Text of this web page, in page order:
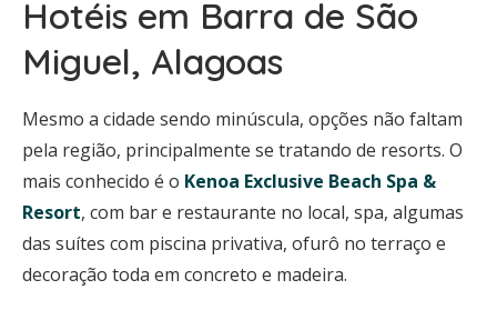
Hotéis em Barra de São
Miguel, Alagoas
Mesmo a cidade sendo minúscula, opções não faltam
pela região, principalmente se tratando de resorts. O
mais conhecido é o Kenoa Exclusive Beach Spa &
Resort, com bar e restaurante no local, spa, algumas
das suítes com piscina privativa, ofurô no terraço e
decoração toda em concreto e madeira.